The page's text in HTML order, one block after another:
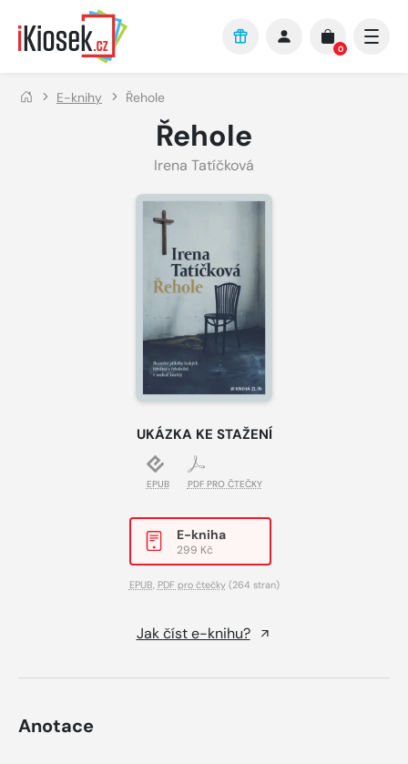
Přejít na hlavní obsah
0
E-knihy Řehole
Řehole
Irena Tatíčková
UKÁZKA KE STAŽENÍ
EPUB PDF PRO ČTEČKY
E-kniha
299 Kč
EPUB PDF pro čtečky(264 stran)
Jak číst e-knihu?
Anotace